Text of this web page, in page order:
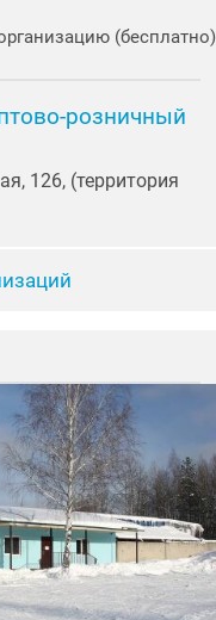
(бесплатно)
розничный
126, (территория